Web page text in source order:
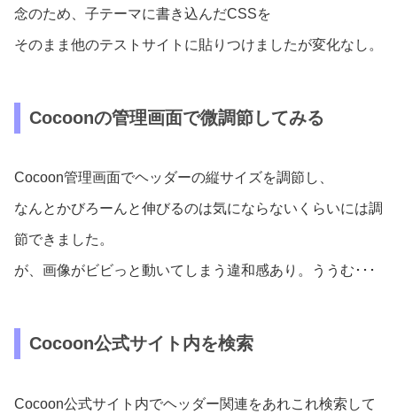
念のため、子テーマに書き込んだCSSを
そのまま他のテストサイトに貼りつけましたが変化なし。
Cocoonの管理画面で微調節してみる
Cocoon管理画面でヘッダーの縦サイズを調節し、
なんとかびろーんと伸びるのは気にならないくらいには調
節できました。
が、画像がビビっと動いてしまう違和感あり。ううむ･･･
Cocoon公式サイト内を検索
Cocoon公式サイト内でヘッダー関連をあれこれ検索して